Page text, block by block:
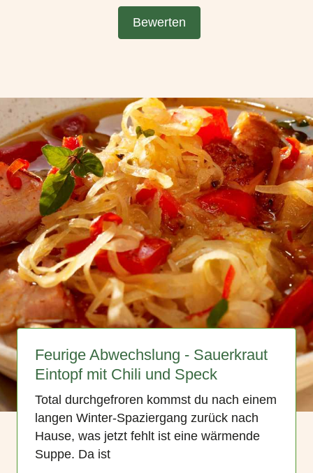
Bewerten
Feurige Abwechslung - Sauerkraut
Eintopf mit Chili und Speck
Total durchgefroren kommst du nach einem
langen Winter-Spaziergang zurück nach
Hause, was jetzt fehlt ist eine wärmende
Suppe. Da ist